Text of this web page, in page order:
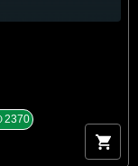
2370